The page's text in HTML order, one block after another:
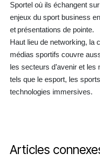
Sportel où ils échangent
enjeux du sport business
et présentations de pointe.
Haut lieu de networking, la
médias sportifs couvre
les secteurs d’avenir et
tels que le esport, les
technologies immersives.
Articles